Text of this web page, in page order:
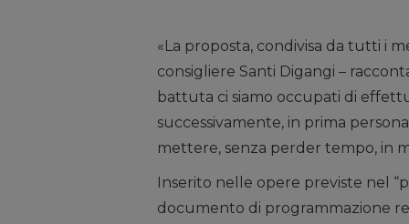
«La proposta, condivisa da tutti i
consigliere Santi Digangi –
battuta ci siamo occupati di
successivamente, in prima
mettere, senza perder tempo, in
Inserito nelle opere previste nel
documento di programmazione